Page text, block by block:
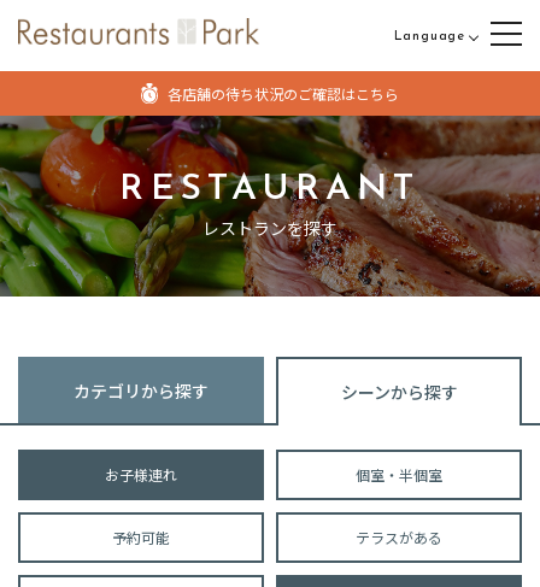
各店舗の待ち状況のご確認はこちら
Language
日本語
English
中文（繁体字）
中文（簡体字）
RESTAURANT
レストランを探す
カテゴリから探す シーンから探す
お子様連れ 個室・半個室
予約可能 テラスがある